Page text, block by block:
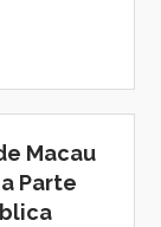
Macau
Parte